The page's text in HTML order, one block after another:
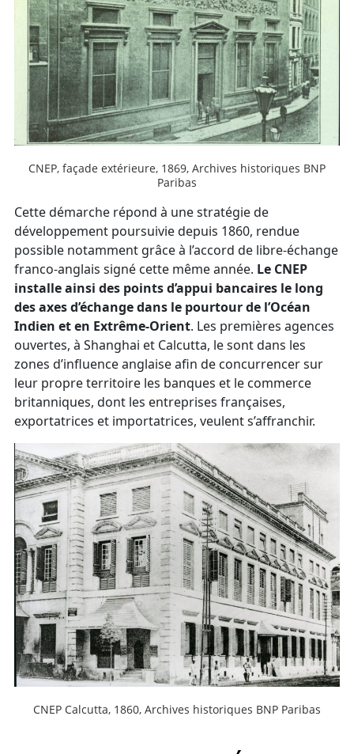
CNEP, façade extérieure, 1869, Archives historiques BNP
Paribas
Cette démarche répond à une stratégie de
développement poursuivie depuis 1860, rendue
possible notamment grâce à l’accord de libre-échange
franco-anglais signé cette même année. Le CNEP
installe ainsi des points d’appui bancaires le long
des axes d’échange dans le pourtour de l’Océan
Indien et en Extrême-Orient. Les premières agences
ouvertes, à Shanghai et Calcutta, le sont dans les
zones d’influence anglaise afin de concurrencer sur
leur propre territoire les banques et le commerce
britanniques, dont les entreprises françaises,
exportatrices et importatrices, veulent s’affranchir.
CNEP Calcutta, 1860, Archives historiques BNP Paribas